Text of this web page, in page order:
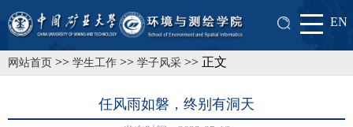
EN
网站首页 >> 学生工作 >> 学子风采 >> 正文
任风雨如磐，终别有洞天